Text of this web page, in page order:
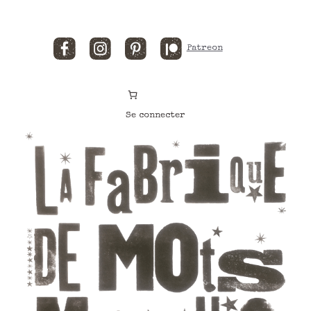
FacebookInstagramPinterestPatreon
Se connecter